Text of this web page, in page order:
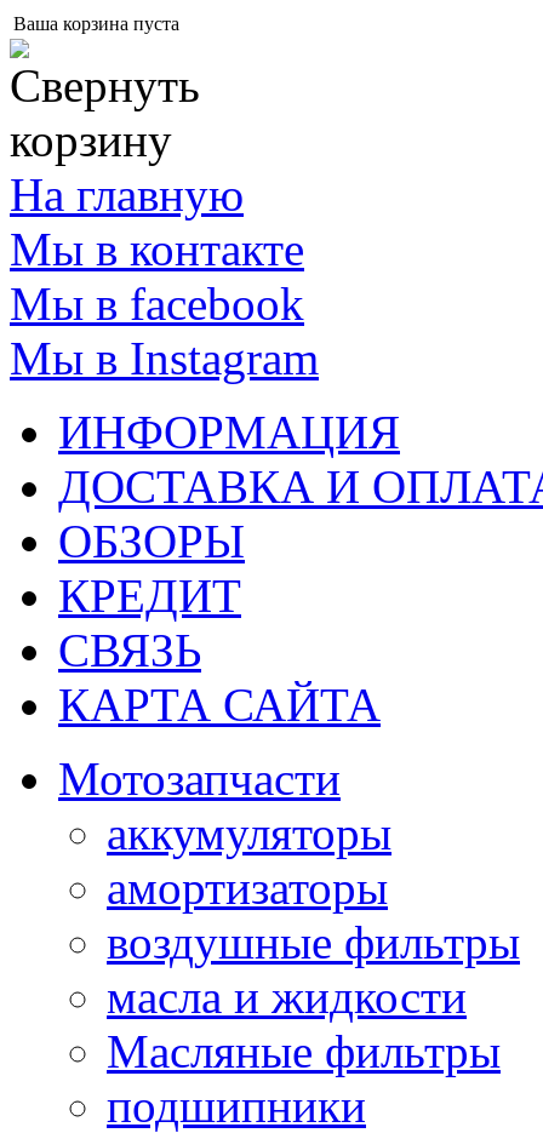
Ваша корзина пуста
На главную
Мы в контакте
Мы в facebook
Мы в Instagram
ИНФОРМАЦИЯ
ДОСТАВКА И
ОБЗОРЫ
КРЕДИТ
СВЯЗЬ
КАРТА САЙТА
Мотозапчасти
аккумуляторы
амортизаторы
воздушные фильтры
масла и жидкости
Масляные фильтры
подшипники